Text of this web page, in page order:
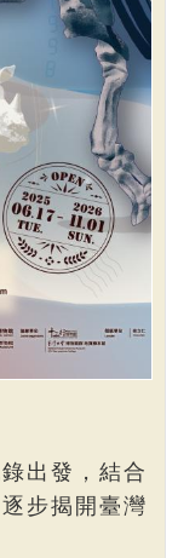
出發，結合
步揭開臺灣